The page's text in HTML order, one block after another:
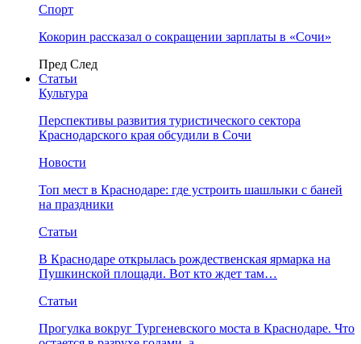
Спорт
Кокорин рассказал о сокращении зарплаты в «Сочи»
Пред След
Статьи
Культура
Перспективы развития туристического сектора
Краснодарского края обсудили в Сочи
Новости
Топ мест в Краснодаре: где устроить шашлыки с баней
на праздники
Статьи
В Краснодаре открылась рождественская ярмарка на
Пушкинской площади. Вот кто ждет там…
Статьи
Прогулка вокруг Тургеневского моста в Краснодаре. Что